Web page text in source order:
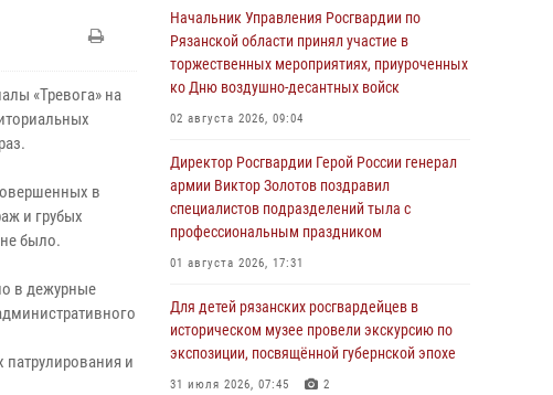
«Тревога» на
в
и грубых
было.
в дежурные
и
Начальник Управления Росгвардии по
Рязанской области принял участие в
торжественных мероприятиях, приуроченных
ко Дню воздушно-десантных войск
02 августа 2026, 09:04
Директор Росгвардии Герой России генерал
армии Виктор Золотов поздравил
специалистов подразделений тыла с
профессиональным праздником
01 августа 2026, 17:31
Для детей рязанских росгвардейцев в
историческом музее провели экскурсию по
экспозиции, посвящённой губернской эпохе
31 июля 2026, 07:45 2